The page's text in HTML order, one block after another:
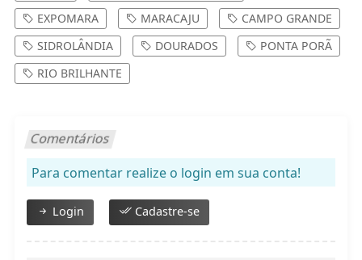
EXPOMARA
MARACAJU
CAMPO GRANDE
SIDROLÂNDIA
DOURADOS
PONTA PORÃ
RIO BRILHANTE
Comentários
Para comentar realize o login em sua conta!
Login Cadastre-se